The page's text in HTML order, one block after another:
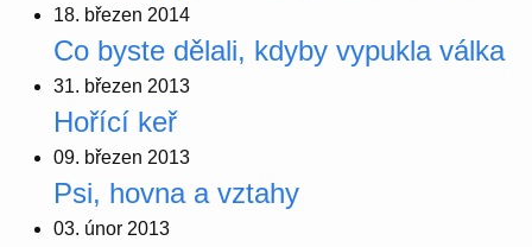
18. březen 2014
Co byste dělali, kdyby vypukla válka
31. březen 2013
Hořící keř
09. březen 2013
Psi, hovna a vztahy
03. únor 2013